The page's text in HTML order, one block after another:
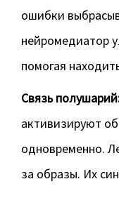
ошибки
нейромедиатор
помогая
Связь
активизируют
одновременно.
за образы. Их